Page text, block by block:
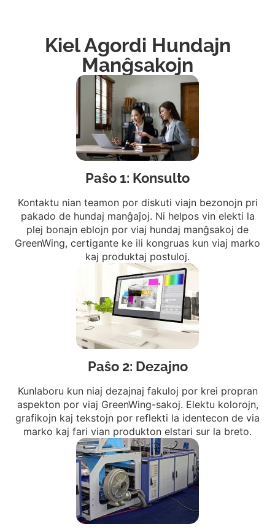
Kiel Agordi Hundajn
Manĝsakojn
Paŝo 1: Konsulto
Kontaktu nian teamon por diskuti viajn bezonojn pri
pakado de hundaj manĝaĵoj. Ni helpos vin elekti la
plej bonajn eblojn por viaj hundaj manĝsakoj de
GreenWing, certigante ke ili kongruas kun viaj marko
kaj produktaj postuloj.
Paŝo 2: Dezajno
Kunlaboru kun niaj dezajnaj fakuloj por krei propran
aspekton por viaj GreenWing-sakoj. Elektu kolorojn,
grafikojn kaj tekstojn por reflekti la identecon de via
marko kaj fari vian produkton elstari sur la breto.